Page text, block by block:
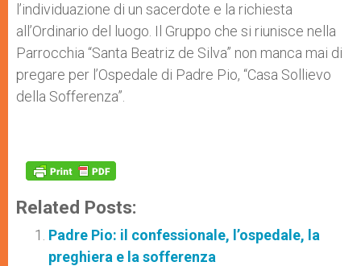
l’individuazione di un sacerdote e la richiesta
all’Ordinario del luogo. Il Gruppo che si riunisce nella
Parrocchia “Santa Beatriz de Silva” non manca mai di
pregare per l’Ospedale di Padre Pio, “Casa Sollievo
della Sofferenza”.
Related Posts:
Padre Pio: il confessionale, l’ospedale, la
preghiera e la sofferenza